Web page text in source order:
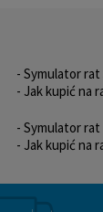
- Symulator
- Jak kupić na
- Symulator rat
- Jak kupić na